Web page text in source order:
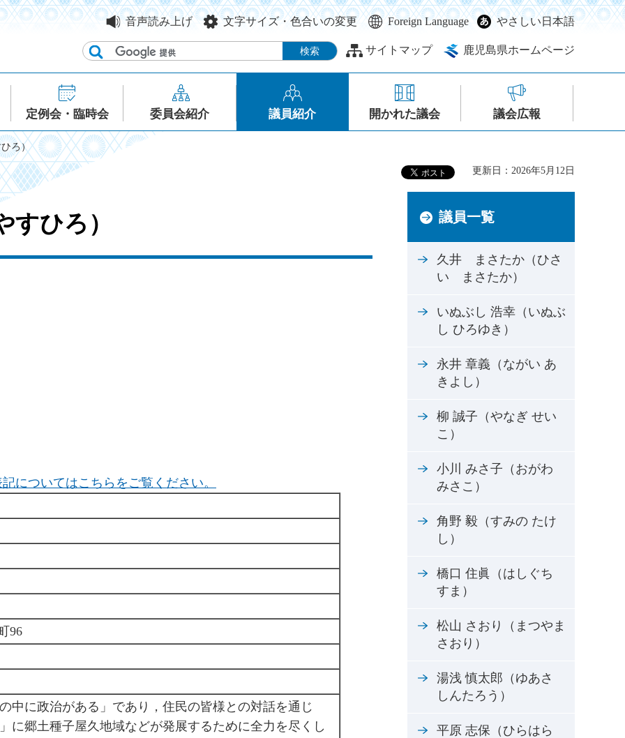
音声読み上げ 文字サイズ・色合いの変更 Foreign Language やさしい日本語
サイトマップ 鹿児島県ホームページ
定例会・臨時会 委員会紹介 議員紹介 開かれた議会 議会広報
ろ）
更新日：2026年5月12日
ひろ）
についてはこちらをご覧ください。
96
中に政治がある」であり，住民の皆様との対話を通じ
に郷土種子屋久地域などが発展するために全力を尽くし
議員一覧
久井 まさたか（ひさ
い まさたか）
いぬぶし 浩幸（いぬぶ
し ひろゆき）
永井 章義（ながい あ
きよし）
柳 誠子（やなぎ せい
こ）
小川 みさ子（おがわ
みさこ）
角野 毅（すみの たけ
し）
橋口 住眞（はしぐち
すま）
松山 さおり（まつやま
さおり）
湯浅 慎太郎（ゆあさ
しんたろう）
平原 志保（ひらはら